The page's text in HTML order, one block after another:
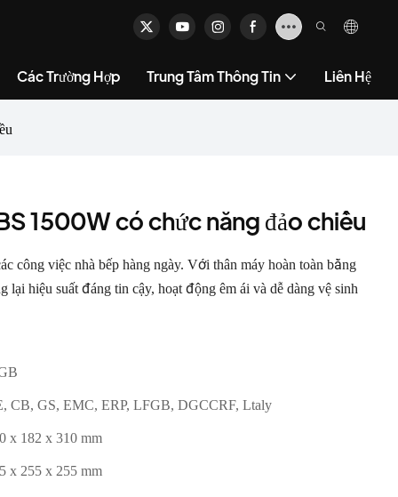
Các Trường Hợp Trung Tâm Thông Tin Liên Hệ
1500W có chức năng đảo chiều
công việc nhà bếp hàng ngày. Với thân máy hoàn toàn bằng
hiệu suất đáng tin cậy, hoạt động êm ái và dễ dàng vệ sinh
CB, GS, EMC, ERP, LFGB, DGCCRF, Ltaly
x 182 x 310 mm
x 255 x 255 mm